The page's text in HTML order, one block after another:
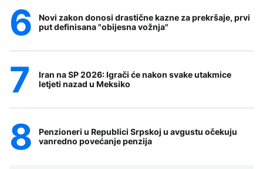
Novi zakon donosi drastične kazne za prekršaje, prvi
put definisana "obijesna vožnja"
Iran na SP 2026: Igrači će nakon svake utakmice
letjeti nazad u Meksiko
Penzioneri u Republici Srpskoj u avgustu očekuju
vanredno povećanje penzija